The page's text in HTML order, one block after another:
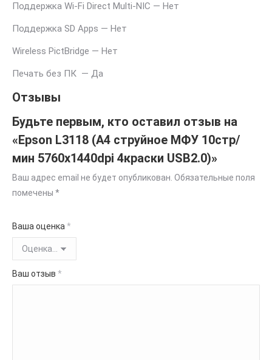
Поддержка Wi-Fi Direct Multi-NIC — Нет
Поддержка SD Apps — Нет
Wireless PictBridge — Нет
Печать без ПК — Да
Отзывы
Будьте первым, кто оставил отзыв на
«Epson L3118 (A4 струйное МФУ 10стр/
мин 5760x1440dpi 4краски USB2.0)»
Ваш адрес email не будет опубликован. Обязательные поля
помечены *
Ваша оценка *
Ваш отзыв *